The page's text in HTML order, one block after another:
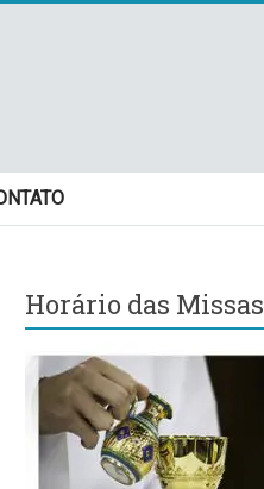
Horário das Missas